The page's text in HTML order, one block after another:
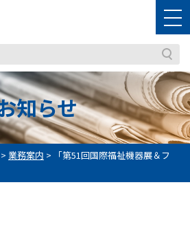
知らせ
> 業務案内 >
「第51回国際福祉機器展＆フ